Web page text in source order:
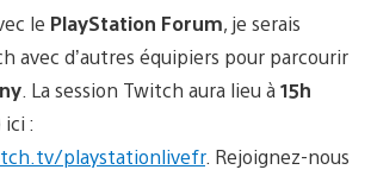
le PlayStation Forum, je serais
avec d’autres équipiers pour parcourir
. La session Twitch aura lieu à 15h
:
playstationlivefr. Rejoignez-nous